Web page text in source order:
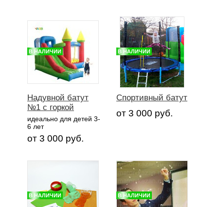
В НАЛИЧИИ
Надувной батут
№1 с горкой
идеально для детей 3-
6 лет
от 3 000 руб.
В НАЛИЧИИ
Спортивный батут
от 3 000 руб.
В НАЛИЧИИ В НАЛИЧИИ